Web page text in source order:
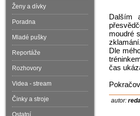
Dalším
moudré
Dle
čas
autor:
Ženy a dívky
Poradna
Mladé pušky
Reportáže
Rozhovory
Videa - stream
Činky a stroje
Ostatní